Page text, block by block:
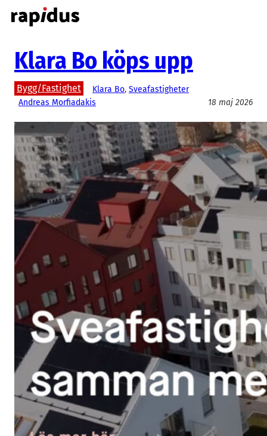
Hoppa
till
Klara Bo köps upp
Bygg/Fastighet Klara Bo, Sveafastigheter
Andreas Morfiadakis
18 maj 2026